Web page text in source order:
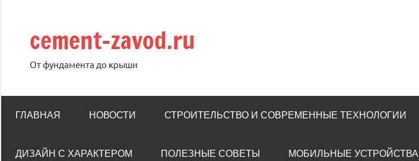
содержимому
cement-zavod.ru
От фундамента до крыши
ГЛАВНАЯ НОВОСТИ СТРОИТЕЛЬСТВО И СОВРЕМЕННЫЕ ТЕХНОЛОГИИ
ДИЗАЙН С ХАРАКТЕРОМ ПОЛЕЗНЫЕ СОВЕТЫ МОБИЛЬНЫЕ УСТРОЙСТВА